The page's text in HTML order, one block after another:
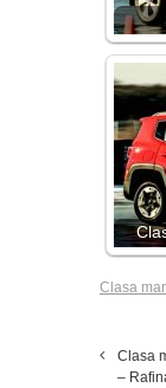
Clasa
Clasa
–